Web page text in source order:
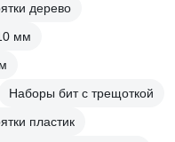
дерево
мм
Наборы бит с трещоткой
пластик